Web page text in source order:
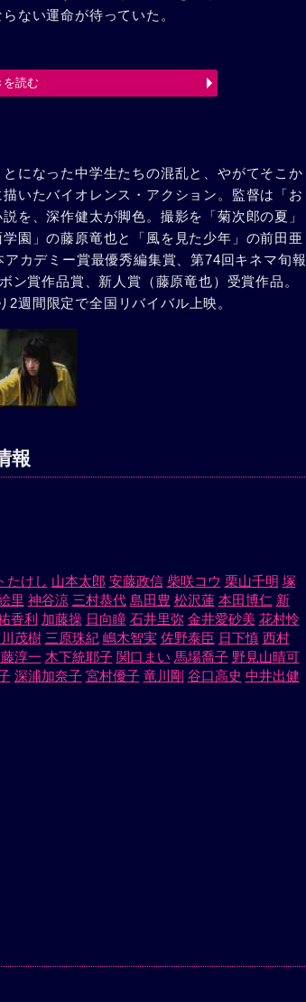
ない運命が待っていた。
を読む
になった中学生たちの混乱と、やがてそこか
いたバイオレンス・アクション。監督は「お
を、深作健太が脚色。撮影を「菊次郎の夏」
園」の藤原竜也と「風を見た少年」の前田亜
カデミー賞最優秀編集賞、第74回キネマ旬報
ン賞作品賞、新人賞（藤原竜也）受賞作品。
週間限定で全国リバイバル上映。
報
たけし 山本太郎 安藤政信 柴咲コウ 栗山千明 塚
里 神谷涼 三村恭代 島田豊 松沢蓮 本田博仁 新
香利 加藤操 日向瞳 石井里弥 金井愛砂美 花村怜
茂樹 三原珠紀 嶋木智実 佐野泰臣 日下慎 西村
淳一 木下統耶子 関口まい 馬場喬子 野見山晴可
深浦加奈子 宮村優子 竜川剛 谷口高史 中井出健